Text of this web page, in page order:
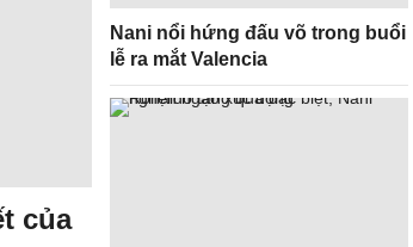
của
Nani nổi hứng đấu võ trong buổi
lễ ra mắt Valencia